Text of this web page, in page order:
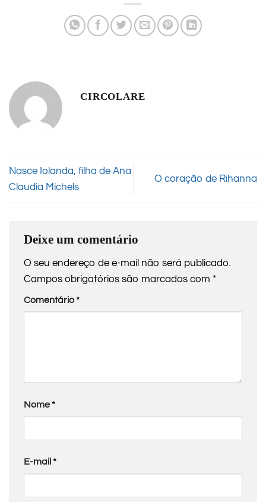
CIRCOLARE
Nasce Iolanda, filha de Ana
Claudia Michels
O coração de Rihanna
Deixe um comentário
O seu endereço de e-mail não será publicado.
Campos obrigatórios são marcados com *
Comentário*
Nome*
E-mail *